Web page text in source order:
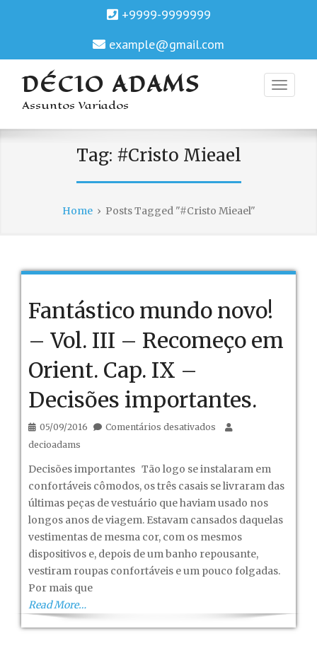
+9999-9999999
example@gmail.com
DÉCIO ADAMS
Assuntos Variados
Tag: #Cristo Mieael
Home› Posts Tagged "#Cristo Mieael"
Fantástico mundo novo!
– Vol. III – Recomeço em
Orient. Cap. IX –
Decisões importantes.
05/09/2016 Comentários desativados em
Recomeço
Cap.
IX
decioadams
Decisões importantes Tão logo se instalaram em
confortáveis cômodos, os três casais se livraram das
últimas peças de vestuário que haviam usado nos
longos anos de viagem. Estavam cansados daquelas
vestimentas de mesma cor, com os mesmos
dispositivos e, depois de um banho repousante,
vestiram roupas confortáveis e um pouco folgadas.
Por mais que
Read More…